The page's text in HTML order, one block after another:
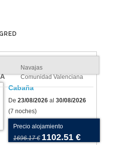
Navajas
Comunidad Valenciana
Cabaña
De 23/08/2026 al 30/08/2026
(7 noches)
Precio alojamiento
1696.17 € 1102.51 €